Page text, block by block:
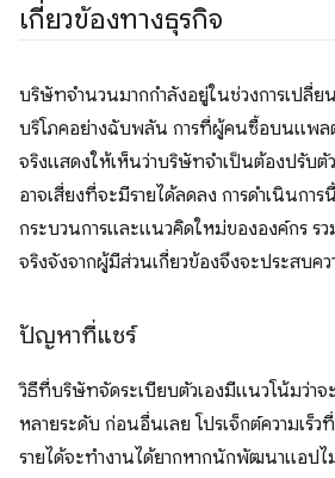
เกี่ยวข้องทางธุรกิจ
บริษัทจํานวนมากกําลังอยู่ในช่วงการเปลี่
บริโภคอย่างฉับพลัน การที่ผู้คนซื้อบนแพ
จริงแสดงให้เห็นว่าบริษัทจําเป็นต้องปรับตั
อาจเสี่ยงที่จะมีรายได้ลดลง การดำเนินกา
กระบวนการและแนวคิดใหม่ขององค์กร รว
จริงจังจากผู้มีส่วนเกี่ยวข้องจึงจะประสบคว
ปัญหาที่แชร์
วิธีที่บริษัทจัดระเบียบตัวเองมีแนวโน้มว่า
หลายระดับ ก่อนอื่นเลย โปรเจ็กต์ความเร็
รายได้จะทำงานได้ยากหากนักพัฒนาแอปไ